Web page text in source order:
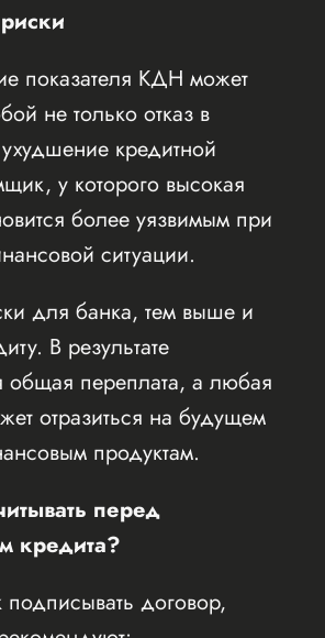
показателя КДН может
не только отказ в
кредитной
у которого высокая
более уязвимым при
ситуации.
для банка, тем выше и
В результате
общая переплата, а любая
отразиться на будущем
продуктам.
перед
кредита?
договор,